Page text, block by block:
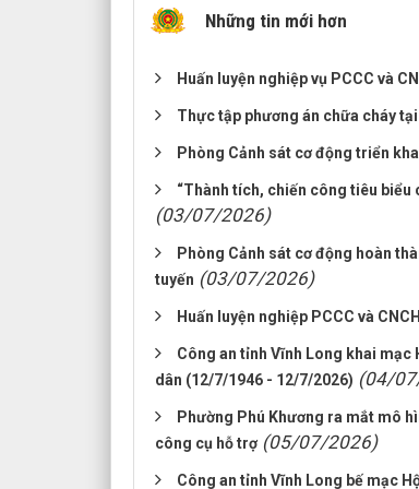
Những tin mới hơn
Huấn luyện nghiệp vụ PCCC và
Thực tập phương án chữa cháy
Phòng Cảnh sát cơ động triển
“Thành tích, chiến công tiêu biểu
(03/07/2026)
Phòng Cảnh sát cơ động hoàn
tuyến (03/07/2026)
Huấn luyện nghiệp PCCC và
Công an tỉnh Vĩnh Long khai
dân (12/7/1946 - 12/7/2026) (04/
Phường Phú Khương ra mắt mô
công cụ hỗ trợ (05/07/2026)
Công an tỉnh Vĩnh Long bế mạc